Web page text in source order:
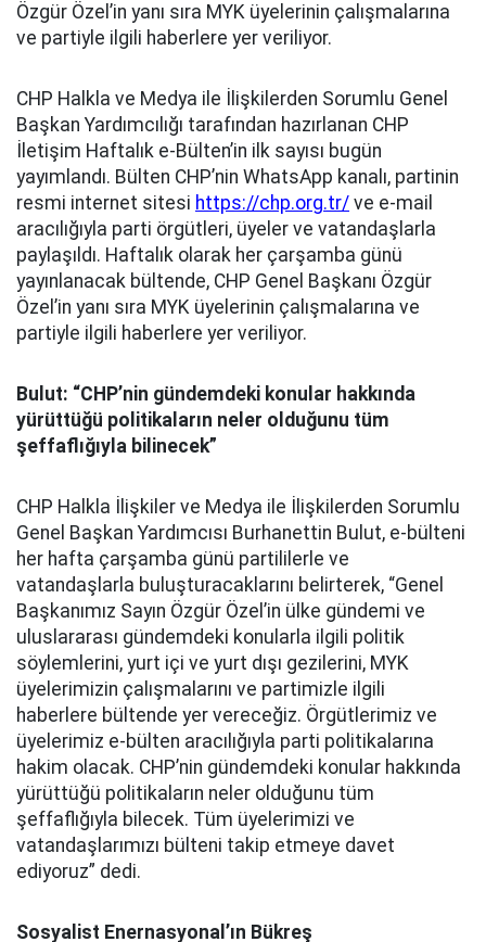
Özgür Özel’in yanı sıra MYK üyelerinin çalışmalarına
ve partiyle ilgili haberlere yer veriliyor.
CHP Halkla ve Medya ile İlişkilerden Sorumlu Genel
Başkan Yardımcılığı tarafından hazırlanan CHP
İletişim Haftalık e-Bülten’in ilk sayısı bugün
yayımlandı. Bülten CHP’nin WhatsApp kanalı, partinin
resmi internet sitesi https://chp.org.tr/ ve e-mail
aracılığıyla parti örgütleri, üyeler ve vatandaşlarla
paylaşıldı. Haftalık olarak her çarşamba günü
yayınlanacak bültende, CHP Genel Başkanı Özgür
Özel’in yanı sıra MYK üyelerinin çalışmalarına ve
partiyle ilgili haberlere yer veriliyor.
Bulut: “CHP’nin gündemdeki konular hakkında
yürüttüğü politikaların neler olduğunu tüm
şeffaflığıyla bilinecek”
CHP Halkla İlişkiler ve Medya ile İlişkilerden Sorumlu
Genel Başkan Yardımcısı Burhanettin Bulut, e-bülteni
her hafta çarşamba günü partililerle ve
vatandaşlarla buluşturacaklarını belirterek, “Genel
Başkanımız Sayın Özgür Özel’in ülke gündemi ve
uluslararası gündemdeki konularla ilgili politik
söylemlerini, yurt içi ve yurt dışı gezilerini, MYK
üyelerimizin çalışmalarını ve partimizle ilgili
haberlere bültende yer vereceğiz. Örgütlerimiz ve
üyelerimiz e-bülten aracılığıyla parti politikalarına
hakim olacak. CHP’nin gündemdeki konular hakkında
yürüttüğü politikaların neler olduğunu tüm
şeffaflığıyla bilecek. Tüm üyelerimizi ve
vatandaşlarımızı bülteni takip etmeye davet
ediyoruz” dedi.
Sosyalist Enernasyonal’ın Bükreş